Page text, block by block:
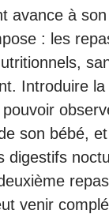
avance à
: les
Introduire
pouvoir
son bébé,
digestifs
venir